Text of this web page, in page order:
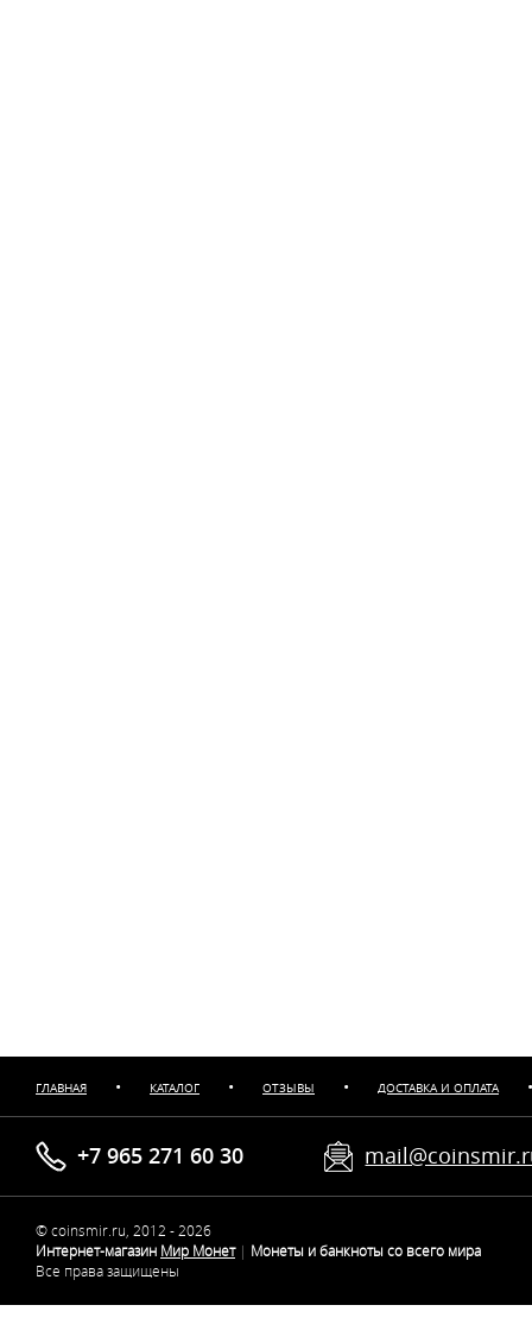
ГЛАВНАЯ • КАТАЛОГ • ОТЗЫВЫ • ДОСТАВКА И ОПЛАТА •
+7 965 271 60 30
© coinsmir.ru, 2012 - 2026
Интернет-магазин Мир Монет | Монеты и банкноты со всего мира
Все права защищены